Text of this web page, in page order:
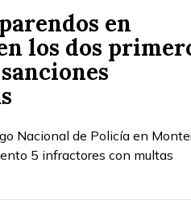
en
los dos
Nacional de Policía en
5 infractores con multas